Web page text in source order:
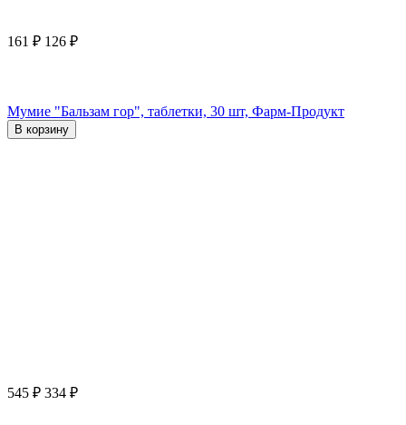
161 ₽ 126 ₽
Мумие "Бальзам гор", таблетки, 30 шт, Фарм-Продукт
В корзину
545 ₽ 334 ₽